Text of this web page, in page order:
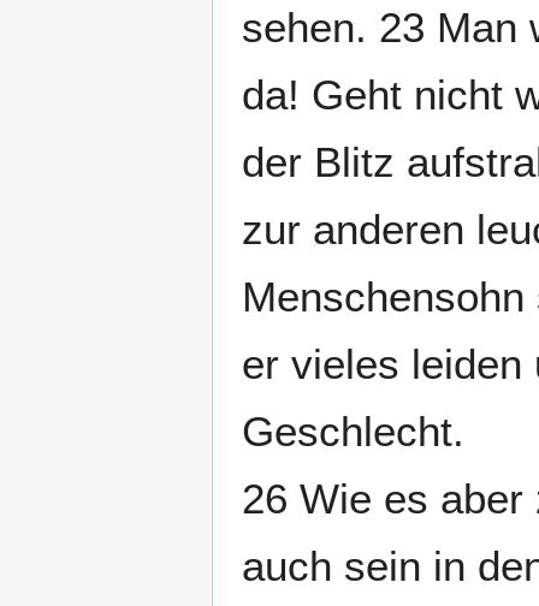
sehen. 23 Man
da! Geht nicht
der Blitz
zur anderen
er vieles leiden
Geschlecht.
26 Wie es aber
auch sein in